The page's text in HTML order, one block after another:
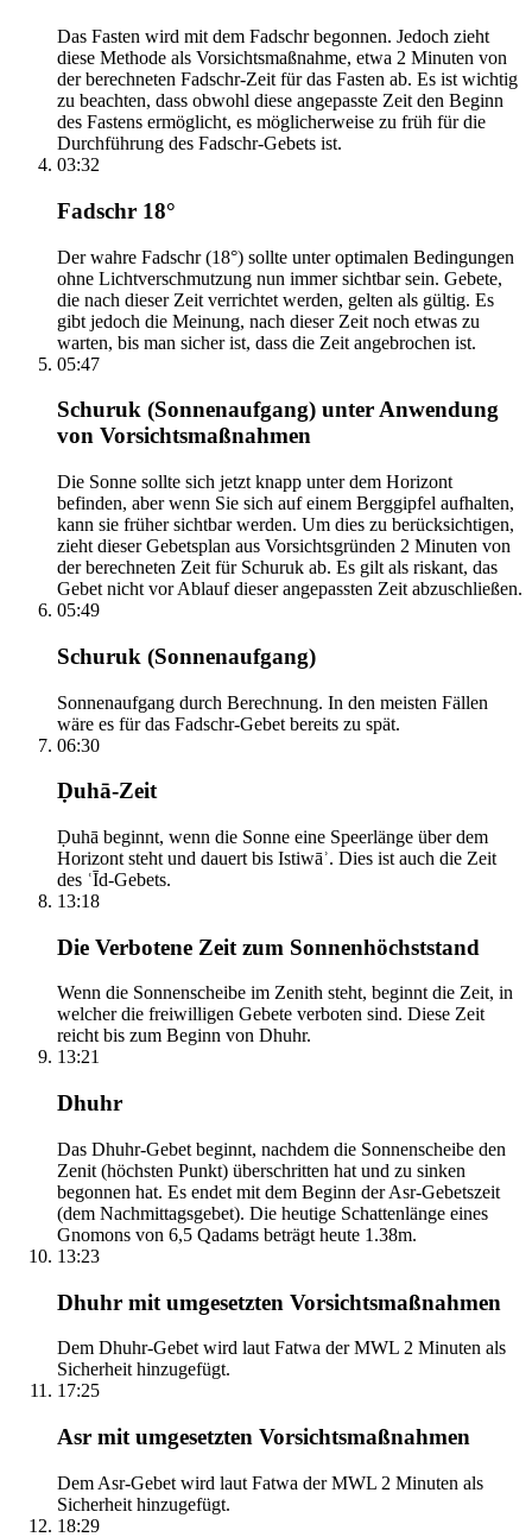
Das Fasten wird mit dem Fadschr begonnen. Jedoch zieht
diese Methode als Vorsichtsmaßnahme, etwa 2 Minuten von
der berechneten Fadschr-Zeit für das Fasten ab. Es ist wichtig
zu beachten, dass obwohl diese angepasste Zeit den Beginn
des Fastens ermöglicht, es möglicherweise zu früh für die
Durchführung des Fadschr-Gebets ist.
03:32
Fadschr 18°
Der wahre Fadschr (18°) sollte unter optimalen Bedingungen
ohne Lichtverschmutzung nun immer sichtbar sein. Gebete,
die nach dieser Zeit verrichtet werden, gelten als gültig. Es
gibt jedoch die Meinung, nach dieser Zeit noch etwas zu
warten, bis man sicher ist, dass die Zeit angebrochen ist.
05:47
Schuruk (Sonnenaufgang) unter Anwendung
von Vorsichtsmaßnahmen
Die Sonne sollte sich jetzt knapp unter dem Horizont
befinden, aber wenn Sie sich auf einem Berggipfel aufhalten,
kann sie früher sichtbar werden. Um dies zu berücksichtigen,
zieht dieser Gebetsplan aus Vorsichtsgründen 2 Minuten von
der berechneten Zeit für Schuruk ab. Es gilt als riskant, das
Gebet nicht vor Ablauf dieser angepassten Zeit abzuschließen.
05:49
Schuruk (Sonnenaufgang)
Sonnenaufgang durch Berechnung. In den meisten Fällen
wäre es für das Fadschr-Gebet bereits zu spät.
06:30
Ḍuhā-Zeit
Ḍuhā beginnt, wenn die Sonne eine Speerlänge über dem
Horizont steht und dauert bis Istiwāʾ. Dies ist auch die Zeit
des ʿĪd-Gebets.
13:18
Die Verbotene Zeit zum Sonnenhöchststand
Wenn die Sonnenscheibe im Zenith steht, beginnt die Zeit, in
welcher die freiwilligen Gebete verboten sind. Diese Zeit
reicht bis zum Beginn von Dhuhr.
13:21
Dhuhr
Das Dhuhr-Gebet beginnt, nachdem die Sonnenscheibe den
Zenit (höchsten Punkt) überschritten hat und zu sinken
begonnen hat. Es endet mit dem Beginn der Asr-Gebetszeit
(dem Nachmittagsgebet). Die heutige Schattenlänge eines
Gnomons von 6,5 Qadams beträgt heute 1.38m.
13:23
Dhuhr mit umgesetzten Vorsichtsmaßnahmen
Dem Dhuhr-Gebet wird laut Fatwa der MWL 2 Minuten als
Sicherheit hinzugefügt.
17:25
Asr mit umgesetzten Vorsichtsmaßnahmen
Dem Asr-Gebet wird laut Fatwa der MWL 2 Minuten als
Sicherheit hinzugefügt.
18:29